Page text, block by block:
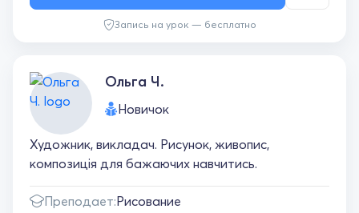
Запись на урок — бесплатно
Ольга Ч.
Новичок
Художник, викладач. Рисунок, живопис,
композиція для бажаючих навчитись.
Преподает:Рисование